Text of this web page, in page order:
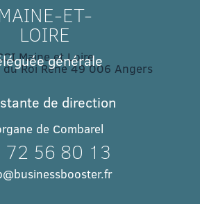
MAINE-ET-
LOIRE
Maine et Loire
Roi René 49 006 Angers​
générale
de direction
de Combarel
72 56 80 13